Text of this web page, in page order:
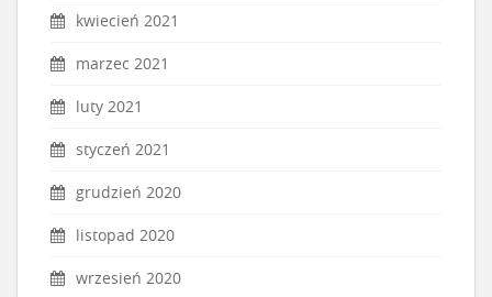
kwiecień 2021
marzec 2021
luty 2021
styczeń 2021
grudzień 2020
listopad 2020
wrzesień 2020